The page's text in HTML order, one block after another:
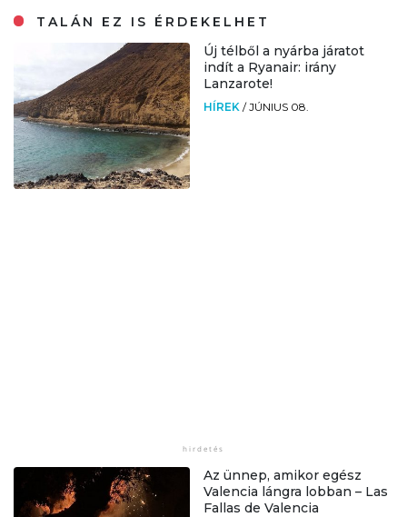
TALÁN EZ IS ÉRDEKELHET
Új télből a nyárba járatot
indít a Ryanair: irány
Lanzarote!
HÍREK /JÚNIUS 08.
Az ünnep, amikor egész
Valencia lángra lobban – Las
Fallas de Valencia